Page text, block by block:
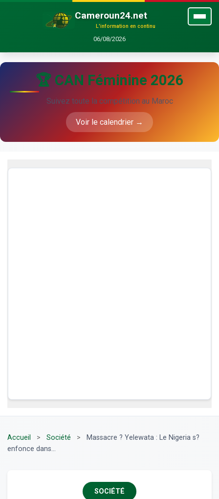
Cameroun24.net
L'information en continu
06/08/2026
🏆 CAN Féminine 2026
Suivez toute la compétition au Maroc
Voir le calendrier →
Accueil > Société >
Massacre ? Yelewata : Le Nigeria s?
enfonce dans...
SOCIÉTÉ